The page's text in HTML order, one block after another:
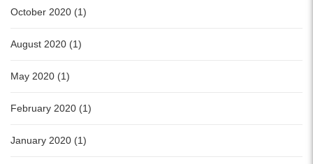
October 2020 (1)
August 2020 (1)
May 2020 (1)
February 2020 (1)
January 2020 (1)